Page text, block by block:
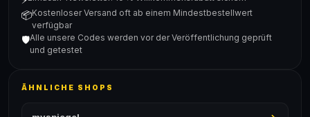
📦Kostenloser Versand oft ab einem Mindestbestellwert
verfügbar
🛡️Alle unsere Codes werden vor der Veröffentlichung geprüft
und getestet
ÄHNLICHE SHOPS